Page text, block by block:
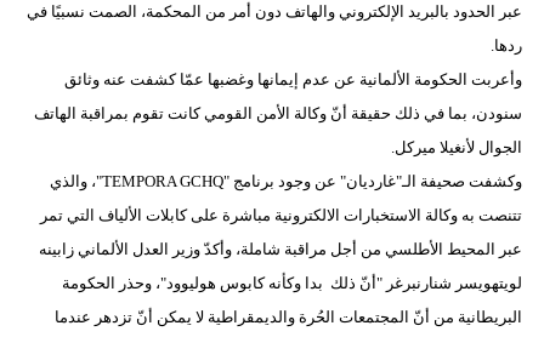
عبر الحدود بالبريد الإلكتروني والهاتف دون أمر من المحكمة، الصمت نسبيًا في
ردها.
وأعربت الحكومة الألمانية عن عدم إيمانها وغضبها عمّا كشفت عنه وثائق
سنودن، بما في ذلك حقيقة أنّ وكالة الأمن القومي كانت تقوم بمراقبة الهاتف
الجوال لأنغيلا ميركل.
وكشفت صحيفة الـ"غارديان" عن وجود برنامج "TEMPORA GCHQ"، والذي
تتنصت به وكالة الاستخبارات الالكترونية مباشرة على كابلات الألياف التي تمر
عبر المحيط الأطلسي من أجل مراقبة شاملة، وأكدّ وزير العدل الألماني زابينه
لويتهويسر شنارنبرغر "أنّ ذلك بدا وكأنه كابوس هوليوود"، وحذر الحكومة
البريطانية من أنّ المجتمعات الحُرة والديمقراطية لا يمكن أنّ تزدهر عندما